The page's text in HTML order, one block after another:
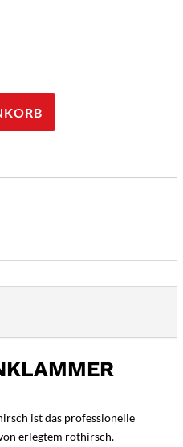
ist das professionelle
erlegtem rothirsch.